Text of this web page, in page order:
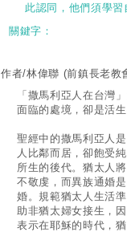
此認同，他們須學習
關鍵字：
作者/林偉聯 (前鎮長老教
「撒馬利亞人在台灣
面臨的處境，卻是活生
聖經中的撒馬利亞人
人比鄰而居，卻飽受
所生的後代。猶太人
不敬虔，而異族通婚
婚。規範猶太人生活
助非猶太婦女接生，
表示在耶穌的時代，